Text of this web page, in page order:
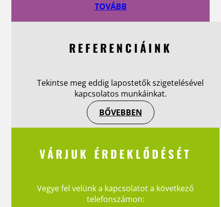
TOVÁBB
REFERENCIÁINK
Tekintse meg eddig lapostetők szigetelésével
kapcsolatos munkáinkat.
BŐVEBBEN
VÁRJUK ÉRDEKLŐDÉSÉT
Vegye fel velünk a kapcsolatot a következő
telefonszámon: